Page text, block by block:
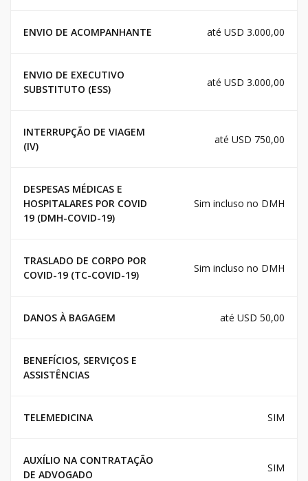
ENVIO DE ACOMPANHANTE até USD 3.000,00
ENVIO DE EXECUTIVO
SUBSTITUTO (ESS)
até USD 3.000,00
INTERRUPÇÃO DE VIAGEM
(IV)
até USD 750,00
DESPESAS MÉDICAS E
HOSPITALARES POR COVID
19 (DMH-COVID-19)
Sim incluso no DMH
TRASLADO DE CORPO POR
COVID-19 (TC-COVID-19)
Sim incluso no DMH
DANOS À BAGAGEM até USD 50,00
BENEFÍCIOS, SERVIÇOS E
ASSISTÊNCIAS
TELEMEDICINA SIM
AUXÍLIO NA CONTRATAÇÃO
DE ADVOGADO
SIM